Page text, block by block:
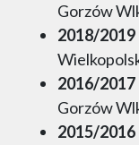
Gorzów
2018/2019
2016/2017
Gorzów
2015/2016